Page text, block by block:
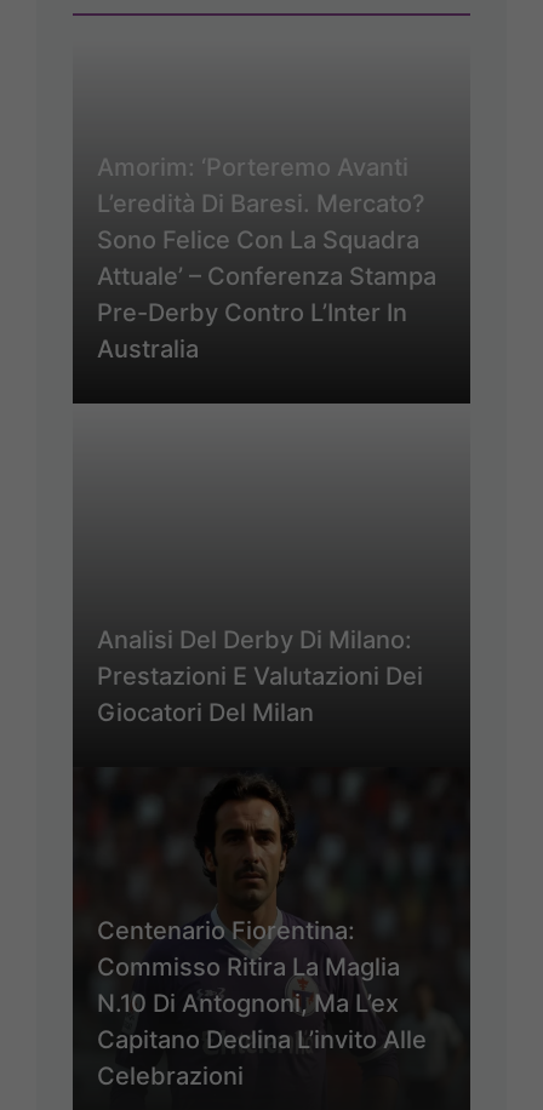
Amorim: ‘Porteremo Avanti
L’eredità Di Baresi. Mercato?
Sono Felice Con La Squadra
Attuale’ – Conferenza Stampa
Pre-Derby Contro L’Inter In
Australia
Analisi Del Derby Di Milano:
Prestazioni E Valutazioni Dei
Giocatori Del Milan
Centenario Fiorentina:
Commisso Ritira La Maglia
N.10 Di Antognoni, Ma L’ex
Capitano Declina L’invito Alle
Celebrazioni